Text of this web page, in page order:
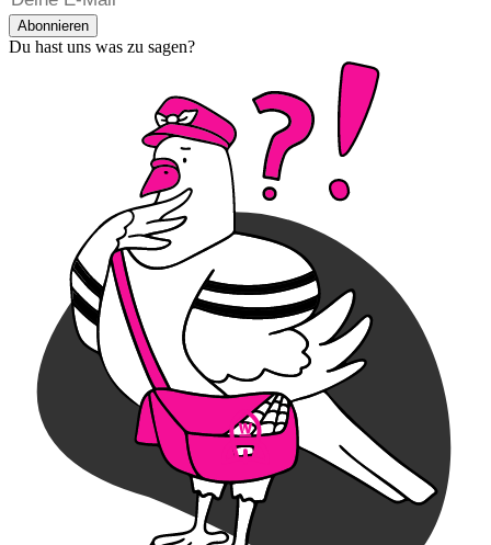
Abonnieren
Du hast uns was zu sagen?